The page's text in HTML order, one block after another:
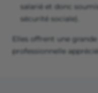
salarié et donc
sécurité sociale).
Elles offrent une
professionnelle